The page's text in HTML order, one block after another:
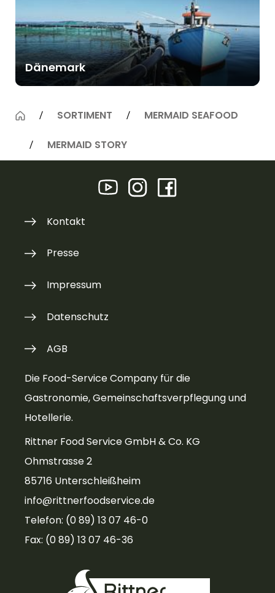
Dänemark
SORTIMENT MERMAID SEAFOOD
MERMAID STORY
Die Food-Service Company für die
Gastronomie, Gemeinschaftsverpflegung und
Hotellerie.
Rittner Food Service GmbH & Co. KG
Ohmstrasse 2
85716 Unterschleißheim
info@rittnerfoodservice.de
Telefon: (0 89) 13 07 46-0
Fax: (0 89) 13 07 46-36
Kontakt
Presse
Impressum
Datenschutz
AGB